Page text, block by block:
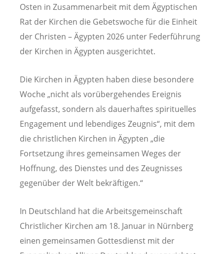
Osten in Zusammenarbeit mit dem Ägyptischen
Rat der Kirchen die Gebetswoche für die Einheit
der Christen – Ägypten 2026 unter Federführung
der Kirchen in Ägypten ausgerichtet.
Die Kirchen in Ägypten haben diese besondere
Woche „nicht als vorübergehendes Ereignis
aufgefasst, sondern als dauerhaftes spirituelles
Engagement und lebendiges Zeugnis“, mit dem
die christlichen Kirchen in Ägypten „die
Fortsetzung ihres gemeinsamen Weges der
Hoffnung, des Dienstes und des Zeugnisses
gegenüber der Welt bekräftigen.“
In Deutschland hat die Arbeitsgemeinschaft
Christlicher Kirchen am 18. Januar in Nürnberg
einen gemeinsamen Gottesdienst mit der